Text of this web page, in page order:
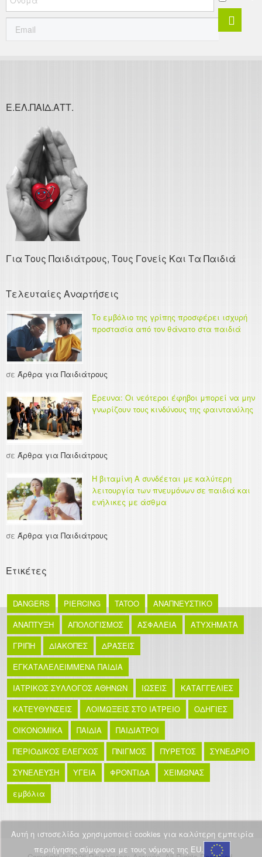
Ε.ΕΛ.ΠΑΙΔ.ΑΤΤ.
Για Τους Παιδιάτρους, Τους Γονείς Και Τα Παιδιά
Τελευταίες Αναρτήσεις
Το εμβόλιο της γρίπης προσφέρει ισχυρή
προστασία από τον θάνατο στα παιδιά
σε Άρθρα για Παιδιάτρους
Έρευνα: Οι νεότεροι έφηβοι μπορεί να μην
γνωρίζουν τους κινδύνους της φαιντανύλης
σε Άρθρα για Παιδιάτρους
Η βιταμίνη Α συνδέεται με καλύτερη
λειτουργία των πνευμόνων σε παιδιά και
ενήλικες με άσθμα
σε Άρθρα για Παιδιάτρους
Ετικέτες
DANGERS PIERCING TATOO
ΑΝΑΠΝΕΥΣΤΙΚΟ
ΑΝΑΠΤΥΞΗ
ΑΠΟΛΟΓΙΣΜΟΣ ΑΣΦΑΛΕΙΑ
ΑΤΥΧΗΜΑΤΑ
ΓΡΙΠΗ
ΔΙΑΚΟΠΕΣ
ΔΡΑΣΕΙΣ
ΕΓΚΑΤΑΛΕΛΕΙΜΜΕΝΑ ΠΑΙΔΙΑ
ΙΑΤΡΙΚΟΣ ΣΥΛΛΟΓΟΣ ΑΘΗΝΩΝ
ΙΩΣΕΙΣ
ΚΑΤΑΓΓΕΛΙΕΣ
ΚΑΤΕΥΘΥΝΣΕΙΣ
ΛΟΙΜΩΞΕΙΣ ΣΤΟ ΙΑΤΡΕΙΟ
ΟΔΗΓΙΕΣ
ΟΙΚΟΝΟΜΙΚΑ
ΠΑΙΔΙΑ
ΠΑΙΔΙΑΤΡΟΙ
ΠΕΡΙΟΔΙΚΟΣ ΕΛΕΓΧΟΣ
ΠΝΙΓΜΟΣ ΠΥΡΕΤΟΣ
ΣΥΝΕΔΡΙΟ
ΣΥΝΕΛΕΥΣΗ
ΥΓΕΙΑ ΦΡΟΝΤΙΔΑ
ΧΕΙΜΩΝΑΣ
εμβόλια
Αυτή η ιστοσελίδα χρησιμοποιεί cookies για καλύτερη εμπειρία
περιήγησης σύμφωνα με τους νόμους της EU.